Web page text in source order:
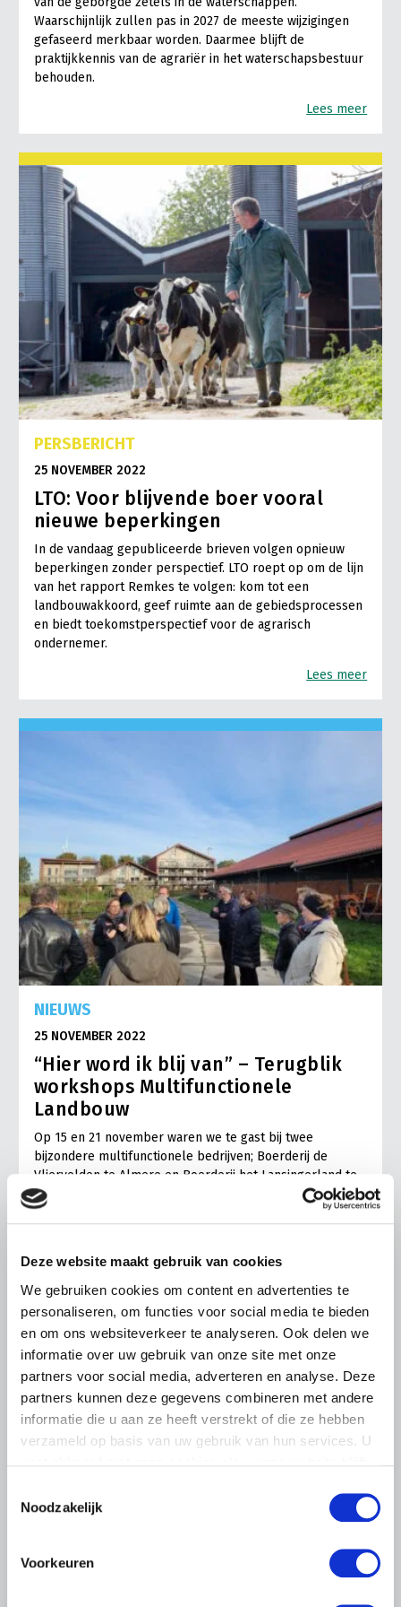
Deze website maakt gebruik van cookies
We gebruiken cookies om content en advertenties te
personaliseren, om functies voor social media te bieden
en om ons websiteverkeer te analyseren. Ook delen we
informatie over uw gebruik van onze site met onze
partners voor social media, adverteren en analyse. Deze
partners kunnen deze gegevens combineren met andere
informatie die u aan ze heeft verstrekt of die ze hebben
verzameld op basis van uw gebruik van hun services. U
Noodzakelijk
Voorkeuren
Waarschijnlijk zullen pas in 2027 de meeste wijzigingen
gefaseerd merkbaar worden. Daarmee blijft de
praktijkkennis van de agrariër in het waterschapsbestuur
behouden.
Lees meer
PERSBERICHT
25 NOVEMBER 2022
LTO: Voor blijvende boer vooral
nieuwe beperkingen
In de vandaag gepubliceerde brieven volgen opnieuw
beperkingen zonder perspectief. LTO roept op om de lijn
van het rapport Remkes te volgen: kom tot een
landbouwakkoord, geef ruimte aan de gebiedsprocessen
en biedt toekomstperspectief voor de agrarisch
ondernemer.
Lees meer
NIEUWS
25 NOVEMBER 2022
“Hier word ik blij van” – Terugblik
workshops Multifunctionele
Landbouw
Op 15 en 21 november waren we te gast bij twee
bijzondere multifunctionele bedrijven; Boerderij de
Vliervelden te Almere en Boerderij het Lansingerland te
Bergschenhoek. Na…
Lees meer
NIEUWS